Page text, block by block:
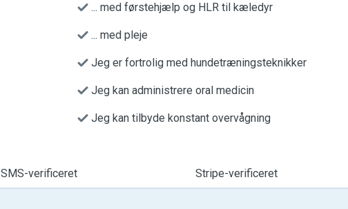
... med førstehjælp og HLR til kæledyr
... med pleje
Jeg er fortrolig med hundetræningsteknikker
Jeg kan administrere oral medicin
Jeg kan tilbyde konstant overvågning
SMS-verificeret Stripe-verificeret